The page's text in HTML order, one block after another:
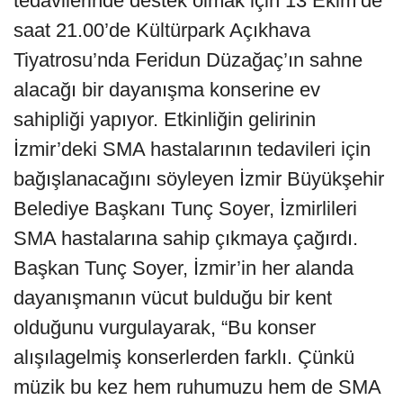
saat 21.00’de Kültürpark Açıkhava
Tiyatrosu’nda Feridun Düzağaç’ın sahne
alacağı bir dayanışma konserine ev
sahipliği yapıyor. Etkinliğin gelirinin
İzmir’deki SMA hastalarının tedavileri için
bağışlanacağını söyleyen İzmir Büyükşehir
Belediye Başkanı Tunç Soyer, İzmirlileri
SMA hastalarına sahip çıkmaya çağırdı.
Başkan Tunç Soyer, İzmir’in her alanda
dayanışmanın vücut bulduğu bir kent
olduğunu vurgulayarak, “Bu konser
alışılagelmiş konserlerden farklı. Çünkü
müzik bu kez hem ruhumuzu hem de SMA